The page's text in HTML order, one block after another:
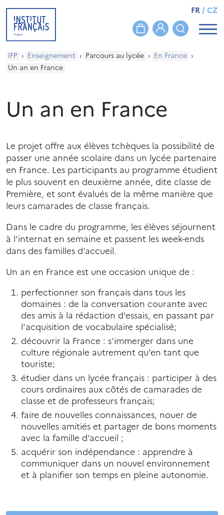
FR/CZ
IFP › Enseignement › Parcours au lycée › En France ›
Un an en France
Un an en France
Le projet offre aux élèves tchèques la possibilité de
passer une année scolaire dans un lycée partenaire
en France. Les participants au programme étudient
le plus souvent en deuxième année, dite classe de
Première, et sont évalués de la même manière que
leurs camarades de classe français.
Dans le cadre du programme, les élèves séjournent
à l’internat en semaine et passent les week-ends
dans des familles d’accueil.
Un an en France est une occasion unique de :
perfectionner son français dans tous les
domaines : de la conversation courante avec
des amis à la rédaction d'essais, en passant par
l'acquisition de vocabulaire spécialisé;
découvrir la France : s'immerger dans une
culture régionale autrement qu'en tant que
touriste;
étudier dans un lycée français : participer à des
cours ordinaires aux côtés de camarades de
classe et de professeurs français;
faire de nouvelles connaissances, nouer de
nouvelles amitiés et partager de bons moments
avec la famille d’accueil ;
acquérir son indépendance : apprendre à
communiquer dans un nouvel environnement
et à planifier son temps en pleine autonomie.